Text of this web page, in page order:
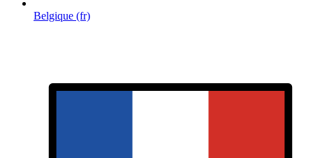
Belgique (fr)